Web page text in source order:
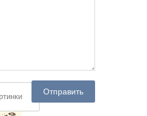
Отправить